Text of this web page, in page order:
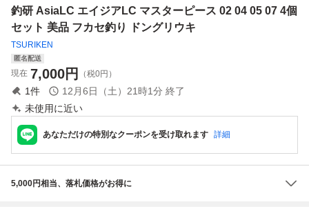
釣研 AsiaLC エイジアLC マスターピース 02 04 05 07 4個
セット 美品 フカセ釣り ドングリウキ
TSURIKEN
匿名配送
現在 7,000円 （税0円）
1件 12月6日（土）21時1分 終了
未使用に近い
あなただけの特別なクーポンを受け取れます 詳細
5,000円相当、落札価格がお得に